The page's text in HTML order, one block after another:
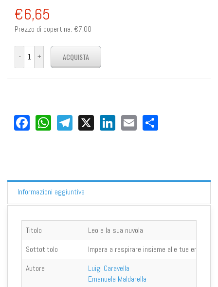
€6,65
Prezzo di copertina: €7,00
Facebook
WhatsApp
Telegram
X LinkedIn
Email
Informazioni aggiuntive
Titolo
Leo e la sua nuvola
Sottotitolo
Impara a respirare insieme alle tue emozioni
Autore
Luigi Caravella
Emanuela Maldarella